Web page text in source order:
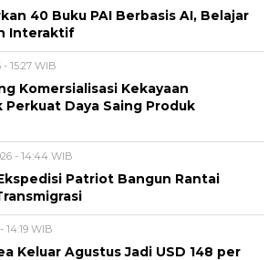
40 Buku PAI Berbasis AI, Belajar
Interaktif
15:27 WIB
Komersialisasi Kekayaan
Daya Saing Produk
- 14:44 WIB
Patriot Bangun Rantai
14:19 WIB
Keluar Agustus Jadi USD 148 per